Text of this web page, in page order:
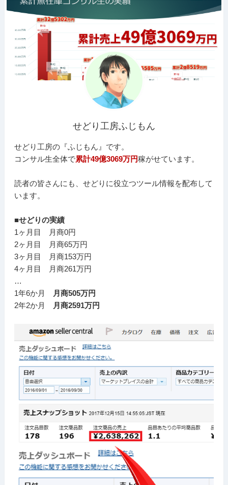
せどり工房ふじもん
せどり工房の『ふじもん』です。
コンサル生全体で累計49億3069万円稼がせています。
読者の皆さんにも、せどりに役立つツール情報を配布して
います。
■せどりの実績
1ヶ月目 月商0円
2ヶ月目 月商65万円
3ヶ月目 月商153万円
4ヶ月目 月商261万円
…
1年6か月
月商505万円
2年2か月
月商2591万円